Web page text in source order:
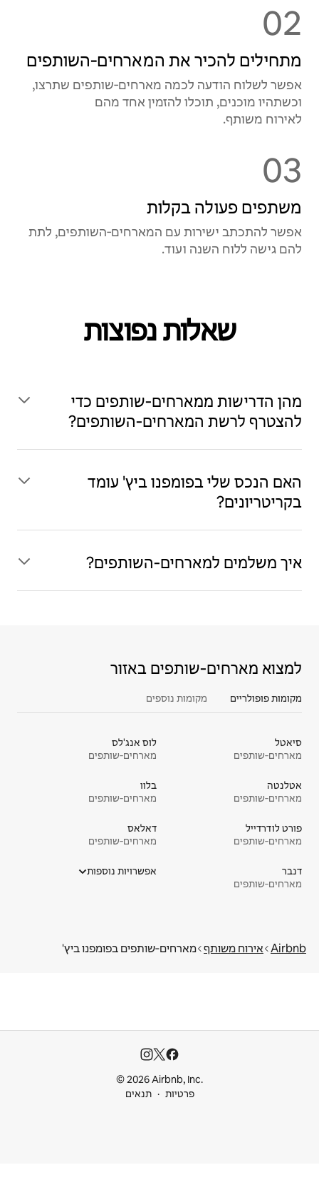
02
מתחילים להכיר את המארחים‑השותפים
אפשר לשלוח הודעה לכמה מארחים‑שותפים שתרצו,
וכשתהיו מוכנים, תוכלו להזמין אחד מהם
לאירוח משותף.
03
משתפים פעולה בקלות
אפשר להתכתב ישירות עם המארחים‑השותפים, לתת
להם גישה ללוח השנה ועוד.
שאלות נפוצות
מהן הדרישות ממארחים‑שותפים כדי
להצטרף לרשת המארחים‑השותפים?
האם הנכס שלי בפומפנו ביץ' עומד
בקריטריונים?
איך משלמים למארחים‑השותפים?
למצוא מארחים‑שותפים באזור
מקומות פופולריים מקומות נוספים
סיאטל
מארחים‑שותפים
לוס אנג'לס
מארחים‑שותפים
אטלנטה
מארחים‑שותפים
בלוו
מארחים‑שותפים
פורט לודרדייל
מארחים‑שותפים
דאלאס
מארחים‑שותפים
דנבר
מארחים‑שותפים
אפשרויות נוספות
Airbnb אירוח משותף מארחים‑שותפים בפומפנו ביץ'
© 2026 Airbnb, Inc.
פרטיות
תנאים